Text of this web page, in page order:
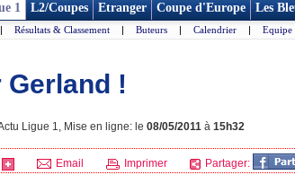
1 L2/Coupes Etranger Coupe d'Europe Les
| Résultats & Classement | Buteurs | Calendrier | Equipe
Gerland !
Ligue 1, Mise en ligne: le 08/05/2011 à 15h32
Email Imprimer Partager: